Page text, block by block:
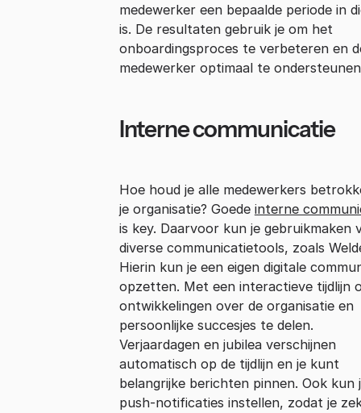
medewerker een bepaalde periode in
is. De resultaten gebruik je om het
onboardingsproces te verbeteren en
medewerker optimaal te
Interne communicatie
Hoe houd je alle medewerkers
je organisatie? Goede interne
is key. Daarvoor kun je gebruikmaken
diverse communicatietools, zoals
Hierin kun je een eigen digitale
opzetten. Met een interactieve tijdlijn
ontwikkelingen over de organisatie en
persoonlijke succesjes te delen.
Verjaardagen en jubilea verschijnen
automatisch op de tijdlijn en je kunt
belangrijke berichten pinnen. Ook kun
push-notificaties instellen, zodat je